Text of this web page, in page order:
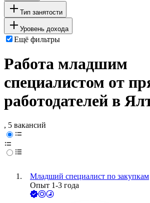
Тип занятости
Уровень дохода
Ещё фильтры
Работа младшим
специалистом от
работодателей в
, 5 вакансий
Младший специалист по закупкам
Опыт 1-3 года